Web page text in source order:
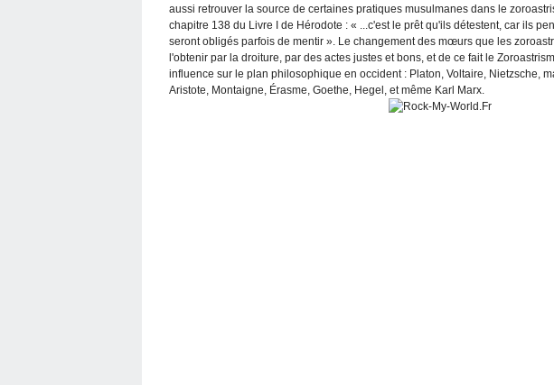
aussi retrouver la source de certaines pratiques musulmanes dans le
chapitre 138 du Livre I de Hérodote : « ...c'est le prêt qu'ils détestent, car ils
seront obligés parfois de mentir ». Le changement des mœurs que les
l'obtenir par la droiture, par des actes justes et bons, et de ce fait le
influence sur le plan philosophique en occident : Platon, Voltaire, Nietzsche,
Aristote, Montaigne, Érasme, Goethe, Hegel, et même Karl Marx.